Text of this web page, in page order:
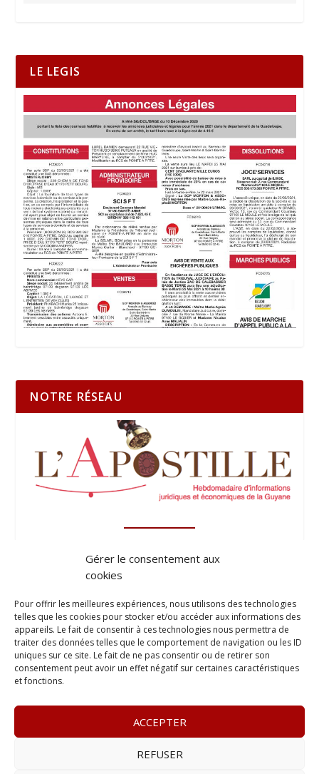
Gérer le consentement aux
cookies
Pour offrir les meilleures expériences, nous utilisons des technologies
telles que les cookies pour stocker et/ou accéder aux informations des
appareils. Le fait de consentir à ces technologies nous permettra de
traiter des données telles que le comportement de navigation ou les ID
uniques sur ce site. Le fait de ne pas consentir ou de retirer son
consentement peut avoir un effet négatif sur certaines caractéristiques
et fonctions.
ACCEPTER
REFUSER
LE LEGIS
NOTRE RÉSEAU
– www.lelegis.fr –Zone Franche Cité Dillon